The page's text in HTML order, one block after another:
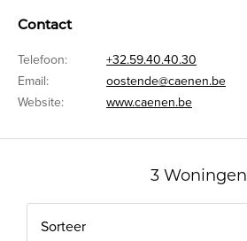
Contact
Telefoon:
+32.59.40.40.30
Email:
oostende@caenen.be
Website:
www.caenen.be
3 Woningen
Sorteer